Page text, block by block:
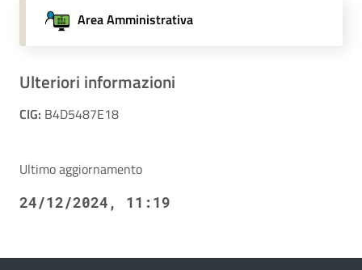
Area Amministrativa
Ulteriori informazioni
CIG: B4D5487E18
Ultimo aggiornamento
24/12/2024, 11:19